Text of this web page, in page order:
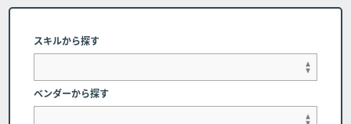
お客様のご都合により、申し込み時の受講者に代わって代
た連絡先にご相談ください。但し、申し込み完了時に受講
者に帰属するコーステキストや受講者IDについては変更が
できかねる場合、または受講者自身での変更をお願いする
場合があります。
スキルから探す
ベンダーから探す